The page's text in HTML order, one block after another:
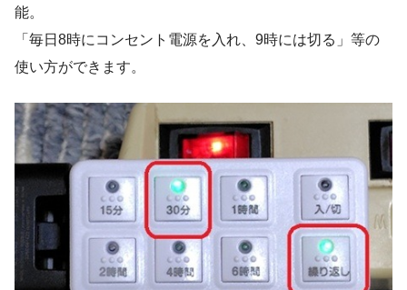
能。
「毎日8時にコンセント電源を入れ、9時には切る」等の
使い方ができます。